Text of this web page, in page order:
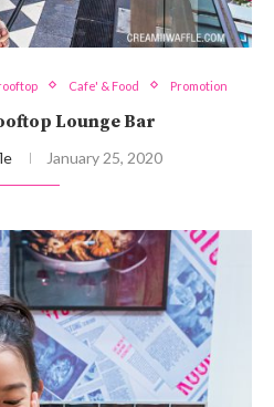
Cafe' & Food Promotion
Lounge Bar
January 25, 2020